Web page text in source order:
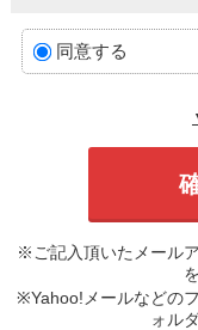
同意する
※ご記入頂いたメール
※Yahoo!メールなどの
ォル